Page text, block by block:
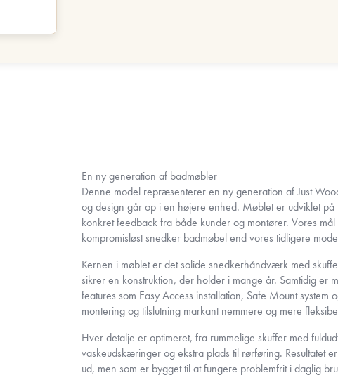
En ny generation af badmøbler
Denne model repræsenterer en ny generation af Just
og design går op i en højere enhed. Møblet er udviklet
konkret feedback fra både kunder og montører. Vores
kompromisløst snedker badmøbel end vores tidligere
Kernen i møblet er det solide snedkerhåndværk med
sikrer en konstruktion, der holder i mange år. Samtidig er
features som Easy Access installation, Safe Mount
montering og tilslutning markant nemmere og mere
Hver detalje er optimeret, fra rummelige skuffer med
vaskeudskæringer og ekstra plads til rørføring. Resultatet
ud, men som er bygget til at fungere problemfrit i daglig